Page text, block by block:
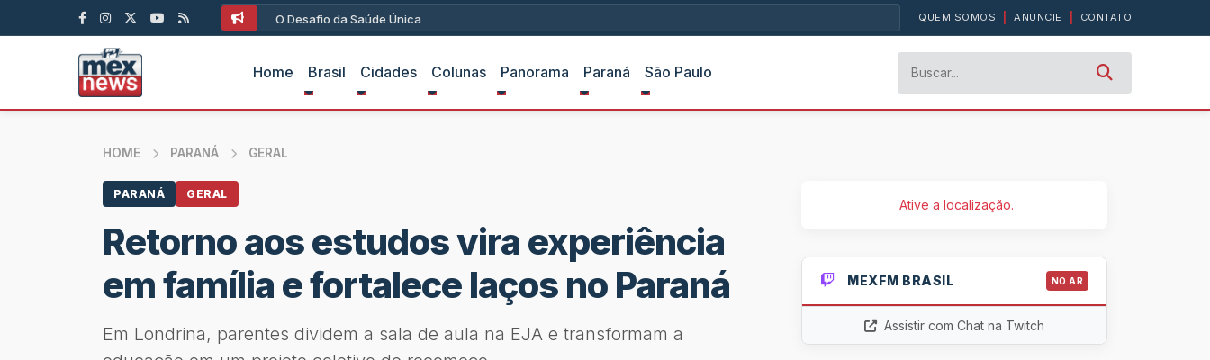
O Desafio da Saúde Única QUEM SOMOS ANUNCIE CONTATO
Home Brasil Cidades Colunas Panorama Paraná São Paulo
HOME PARANÁ GERAL
PARANÁ GERAL
Retorno aos estudos vira experiência
em família e fortalece laços no Paraná
Em Londrina, parentes dividem a sala de aula na EJA e transformam a
Ative a localização.
MEXFM BRASIL NO AR
Assistir com Chat na Twitch